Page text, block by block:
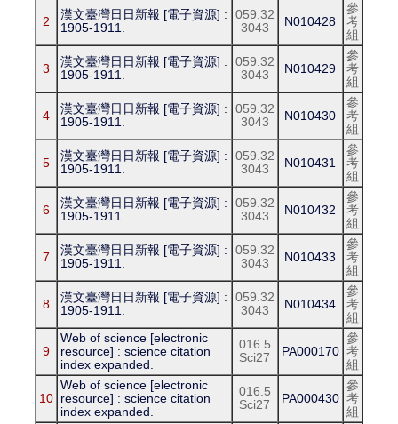
2
漢文臺灣日日新報 [電子資源] :
1905-1911.
059.32
3043
N010428
參
考
組
3
漢文臺灣日日新報 [電子資源] :
1905-1911.
059.32
3043
N010429
參
考
組
4
漢文臺灣日日新報 [電子資源] :
1905-1911.
059.32
3043
N010430
參
考
組
5
漢文臺灣日日新報 [電子資源] :
1905-1911.
059.32
3043
N010431
參
考
組
6
漢文臺灣日日新報 [電子資源] :
1905-1911.
059.32
3043
N010432
參
考
組
7
漢文臺灣日日新報 [電子資源] :
1905-1911.
059.32
3043
N010433
參
考
組
8
漢文臺灣日日新報 [電子資源] :
1905-1911.
059.32
3043
N010434
參
考
組
9
Web of science [electronic
resource] : science citation
index expanded.
016.5
Sci27
PA000170
參
考
組
10
Web of science [electronic
resource] : science citation
index expanded.
016.5
Sci27
PA000430
參
考
組